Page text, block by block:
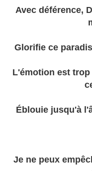
Avec déférence,
Glorifie ce
L'émotion est
Éblouie jusqu'à
Je ne peux